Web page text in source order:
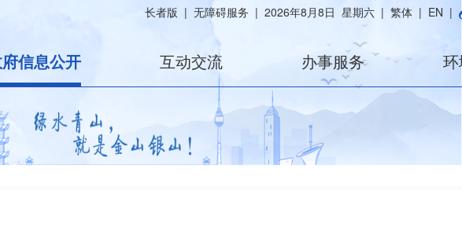
长者版 | 无障碍服务 | 2026年8月8日 星期六 | 繁体 | EN |
信息公开 互动交流 办事服务